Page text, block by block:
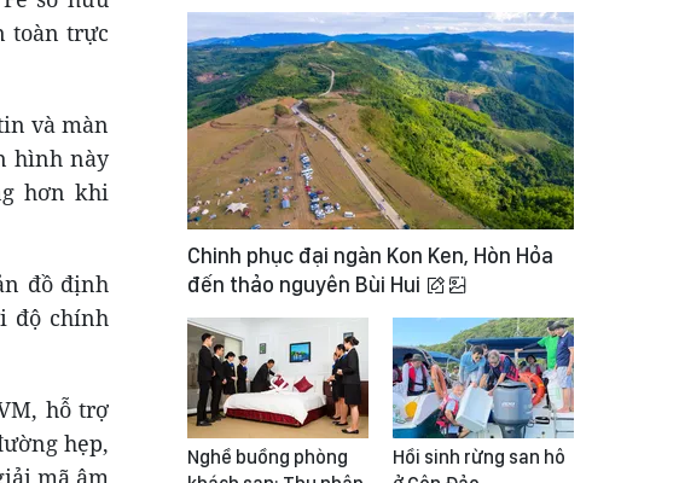
toàn trực
và màn
hình này
hơn khi
đồ định
độ chính
hỗ trợ
hẹp,
mã âm
Chinh phục đại ngàn Kon Ken, Hòn Hỏa
đến thảo nguyên Bùi Hui
Nghề buồng phòng
Hồi sinh rừng san hô